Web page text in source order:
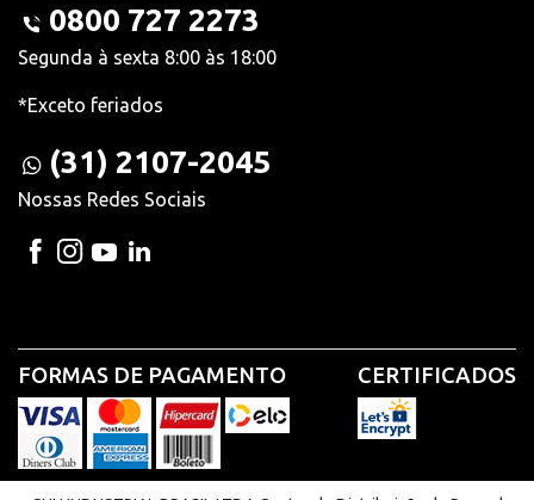
0800 727 2273
Segunda à sexta 8:00 às 18:00
*Exceto feriados
(31) 2107-2045
Nossas Redes Sociais
FORMAS DE PAGAMENTO CERTIFICADOS